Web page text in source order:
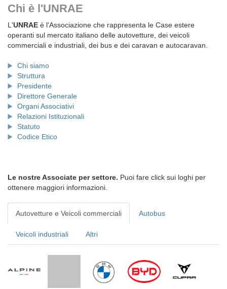
Chi è l'UNRAE
L'UNRAE è l'Associazione che rappresenta le Case estere
operanti sul mercato italiano delle autovetture, dei veicoli
commerciali e industriali, dei bus e dei caravan e autocaravan.
Chi siamo
Struttura
Presidente
Direttore Generale
Organi Associativi
Relazioni Istituzionali
Statuto
Codice Etico
Le nostre Associate per settore. Puoi fare click sui loghi per
ottenere maggiori informazioni.
Autovetture e Veicoli commerciali Autobus
Veicoli industriali Altri